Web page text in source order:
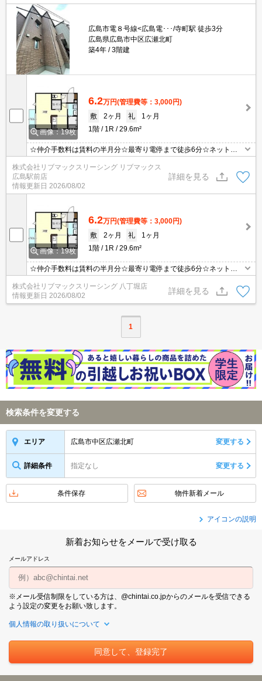
広島市電８号線<広島電･･･/寺町駅 徒歩3分
広島県広島市中区広瀬北町
築4年
3階建
画像：19枚
6.2万円(管理費等：3,000円)
敷
2ヶ月 礼
1ヶ月
1階
1R 29.6m²
☆仲介手数料は賃料の半月分☆最寄り電停まで徒歩6分☆ネット無
料☆2口IHキッチンや追い焚き機能など人気の室内設備充実☆モニ
ター付きオートロックで防犯面も安心☆近隣にスーパーやコンビニ
があり住環境良好です☆便利な宅配ボックスあり☆彡
株式会社リブマックスリーシング リブマックス
広島駅前店
情報更新日 2026/08/02
詳細を見る
画像：19枚
6.2万円(管理費等：3,000円)
敷
2ヶ月 礼
1ヶ月
1階
1R 29.6m²
☆仲介手数料は賃料の半月分☆最寄り電停まで徒歩6分☆ネット無
料☆2口IHキッチンや追い焚き機能など人気の室内設備充実☆モニ
ター付きオートロックで防犯面も安心☆近隣にスーパーやコンビニ
があり住環境良好です☆便利な宅配ボックスあり☆彡
株式会社リブマックスリーシング 八丁堀店
情報更新日 2026/08/02
詳細を見る
1
検索条件を変更する
エリア 広島市中区広瀬北町 変更する
詳細条件 指定なし 変更する
条件保存 物件新着メール
アイコンの説明
新着お知らせをメールで受け取る
メールアドレス
※メール受信制限をしている方は、@chintai.co.jpからのメールを受信できる
よう設定の変更をお願い致します。
個人情報の取り扱いについて